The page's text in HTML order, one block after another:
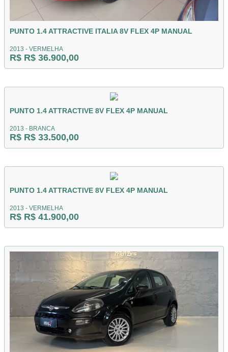
PUNTO 1.4 ATTRACTIVE ITALIA 8V FLEX 4P MANUAL
2013 - VERMELHA
R$ R$ 36.900,00
PUNTO 1.4 ATTRACTIVE 8V FLEX 4P MANUAL
2013 - BRANCA
R$ R$ 33.500,00
PUNTO 1.4 ATTRACTIVE 8V FLEX 4P MANUAL
2013 - VERMELHA
R$ R$ 41.900,00